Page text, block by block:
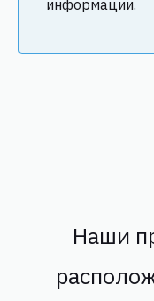
информации.
Наши